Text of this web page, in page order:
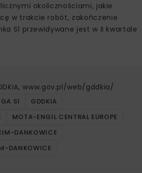
okolicznościami, jakie
w trakcie robót, zakończenie
S1 przewidywane jest w II kwartale
www.gov.pl/web/gddkia/
S1
GDDKIA
MOTA-ENGIL CENTRAL EUROPE
DANKOWICE
DANKOWICE